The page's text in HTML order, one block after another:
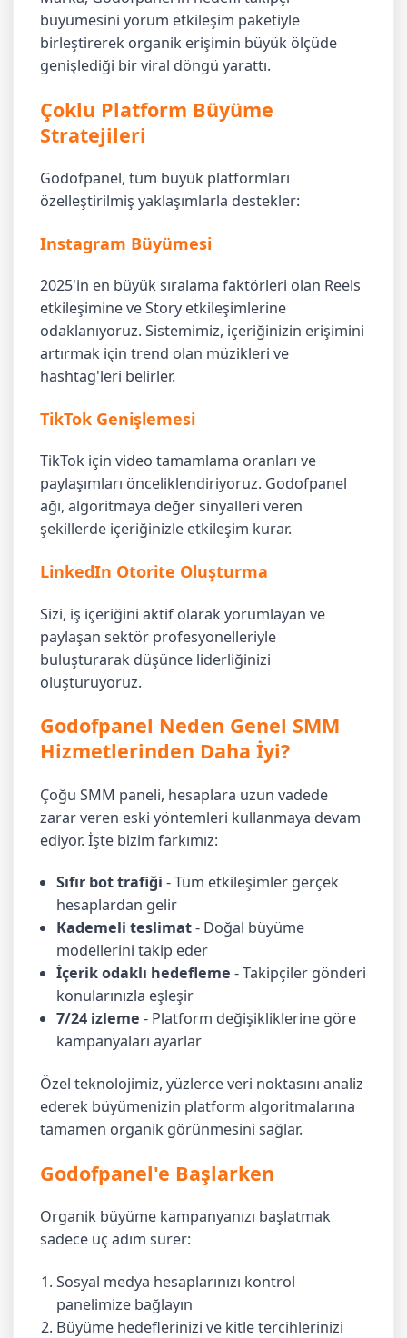
büyümesini yorum etkileşim paketiyle
birleştirerek organik erişimin büyük ölçüde
genişlediği bir viral döngü yarattı.
Çoklu Platform Büyüme
Stratejileri
Godofpanel, tüm büyük platformları
özelleştirilmiş yaklaşımlarla destekler:
Instagram Büyümesi
2025'in en büyük sıralama faktörleri olan Reels
etkileşimine ve Story etkileşimlerine
odaklanıyoruz. Sistemimiz, içeriğinizin erişimini
artırmak için trend olan müzikleri ve
hashtag'leri belirler.
TikTok Genişlemesi
TikTok için video tamamlama oranları ve
paylaşımları önceliklendiriyoruz. Godofpanel
ağı, algoritmaya değer sinyalleri veren
şekillerde içeriğinizle etkileşim kurar.
LinkedIn Otorite Oluşturma
Sizi, iş içeriğini aktif olarak yorumlayan ve
paylaşan sektör profesyonelleriyle
buluşturarak düşünce liderliğinizi
oluşturuyoruz.
Godofpanel Neden Genel SMM
Hizmetlerinden Daha İyi?
Çoğu SMM paneli, hesaplara uzun vadede
zarar veren eski yöntemleri kullanmaya devam
ediyor. İşte bizim farkımız:
Sıfır bot trafiği - Tüm etkileşimler gerçek
hesaplardan gelir
Kademeli teslimat- Doğal büyüme
modellerini takip eder
İçerik odaklı hedefleme - Takipçiler gönderi
konularınızla eşleşir
7/24 izleme - Platform değişikliklerine göre
kampanyaları ayarlar
Özel teknolojimiz, yüzlerce veri noktasını analiz
ederek büyümenizin platform algoritmalarına
tamamen organik görünmesini sağlar.
Godofpanel'e Başlarken
Organik büyüme kampanyanızı başlatmak
sadece üç adım sürer:
Sosyal medya hesaplarınızı kontrol
panelimize bağlayın
Büyüme hedeflerinizi ve kitle tercihlerinizi